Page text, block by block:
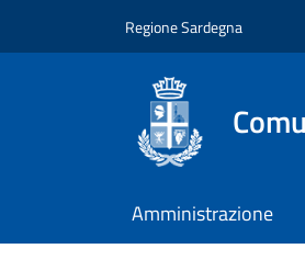
Regione Sardegna
Amministrazione